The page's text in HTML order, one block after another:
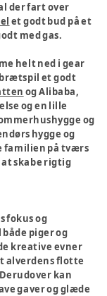
der fart over
et godt bud på et
med gas.
helt ned i gear
et godt
og Alibaba,
og en lille
og
hygge og
familien på tværs
skabe rigtig
fokus og
piger og
kreative evner
alverdens flotte
kan
gaver og glæde